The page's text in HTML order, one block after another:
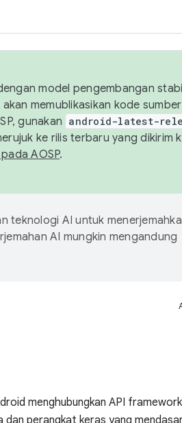
model pengembangan
memublikasikan kode
gunakan android-latest-
ke rilis terbaru yang dikirim
AOSP.
teknologi AI untuk
AI mungkin mengandung
menghubungkan API
dan perangkat keras yang